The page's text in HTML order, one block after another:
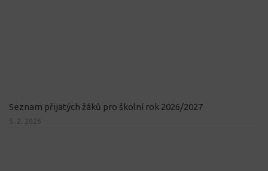
Seznam přijatých žáků pro školní rok 2026/2027
5. 2. 2026